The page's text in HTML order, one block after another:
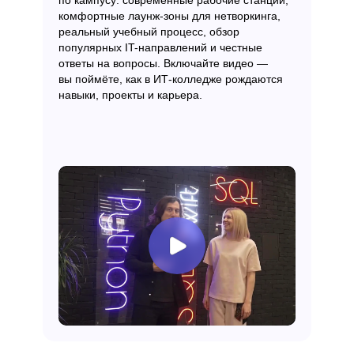
комфортные лаунж-зоны для нетворкинга,
реальный учебный процесс, обзор
популярных IT-направлений и честные
ответы на вопросы. Включайте видео —
вы поймёте, как в ИТ-колледже рождаются
навыки, проекты и карьера.